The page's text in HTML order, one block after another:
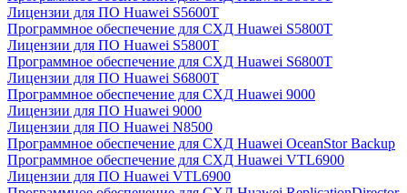
Лицензии для ПО Huawei S5600T
Программное обеспечение для СХД Huawei S5800T
Лицензии для ПО Huawei S5800T
Программное обеспечение для СХД Huawei S6800T
Лицензии для ПО Huawei S6800T
Программное обеспечение для СХД Huawei 9000
Лицензии для ПО Huawei 9000
Лицензии для ПО Huawei N8500
Программное обеспечение для СХД Huawei OceanStor Backup
Программное обеспечение для СХД Huawei VTL6900
Лицензии для ПО Huawei VTL6900